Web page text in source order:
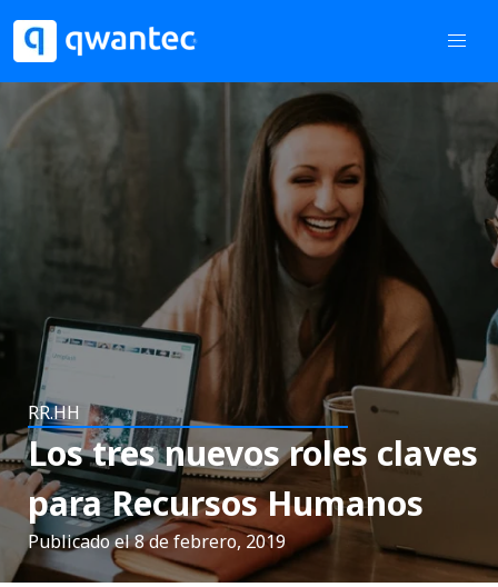
RR.HH
Los tres nuevos roles claves
para Recursos Humanos
Publicado el8 de febrero, 2019